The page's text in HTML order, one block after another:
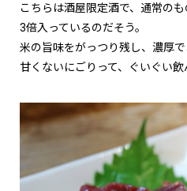
こちらは酒屋限定酒で、通常の
3倍入っているのだそう。
米の旨味をがっつり残し、濃厚
甘くないにごりって、ぐいぐい飲